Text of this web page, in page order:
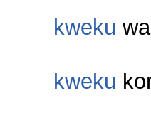
kweku
kweku